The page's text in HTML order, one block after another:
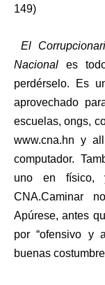
149)
El
Nacional es
perdérselo. Es
aprovechado
escuelas, ongs,
www.cna.hn y
computador.
uno en físico,
CNA.Caminar
Apúrese, antes
por “ofensivo y
buenas